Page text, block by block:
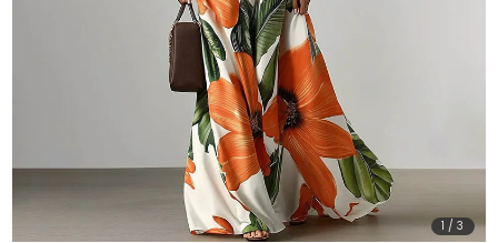
1 /3